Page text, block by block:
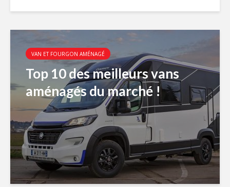
VAN ET FOURGON AMÉNAGÉ
Top 10 des meilleurs vans
aménagés du marché !